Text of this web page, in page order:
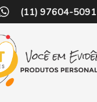
(11) 97604-5091